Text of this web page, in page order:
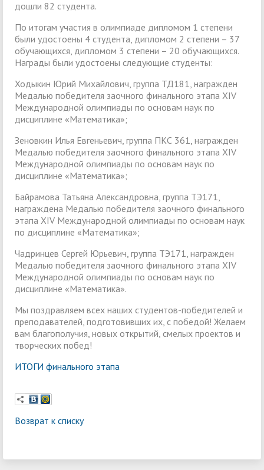
дошли 82 студента.
По итогам участия в олимпиаде дипломом 1 степени
были удостоены 4 студента, дипломом 2 степени – 37
обучающихся, дипломом 3 степени – 20 обучающихся.
Награды были удостоены следующие студенты:
Ходыкин Юрий Михайлович, группа ТД181, награжден
Медалью победителя заочного финального этапа XIV
Международной олимпиады по основам наук по
дисциплине «Математика»;
Зеновкин Илья Евгеньевич, группа ПКС 361, награжден
Медалью победителя заочного финального этапа XIV
Международной олимпиады по основам наук по
дисциплине «Математика»;
Байрамова Татьяна Александровна, группа ТЭ171,
награждена Медалью победителя заочного финального
этапа XIV Международной олимпиады по основам наук
по дисциплине «Математика»;
Чадринцев Сергей Юрьевич, группа ТЭ171, награжден
Медалью победителя заочного финального этапа XIV
Международной олимпиады по основам наук по
дисциплине «Математика».
Мы поздравляем всех наших студентов-победителей и
преподавателей, подготовивших их, с победой! Желаем
вам благополучия, новых открытий, смелых проектов и
творческих побед!
ИТОГИ финального этапа
Возврат к списку